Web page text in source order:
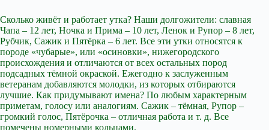
Сколько живёт и работает утка? Наши долгожители: славная
Чапа – 12 лет, Ночка и Прима – 10 лет, Ленок и Рупор – 8 лет,
Рубчик, Сажик и Пятёрка – 6 лет. Все эти утки относятся к
породе «чубарые», или «осиновки», нижегородского
происхождения и отличаются от всех остальных пород
подсадных тёмной окраской. Ежегодно к заслуженным
ветеранам добавляются молодки, из которых отбираются
лучшие. Как придумывают имена? По любым характерным
приметам, голосу или аналогиям. Сажик – тёмная, Рупор –
громкий голос, Пятёрочка – отличная работа и т. д. Все
помечены номерными кольцами.